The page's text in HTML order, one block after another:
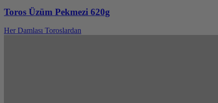
Toros Üzüm Pekmezi 620g
Her Damlası Toroslardan